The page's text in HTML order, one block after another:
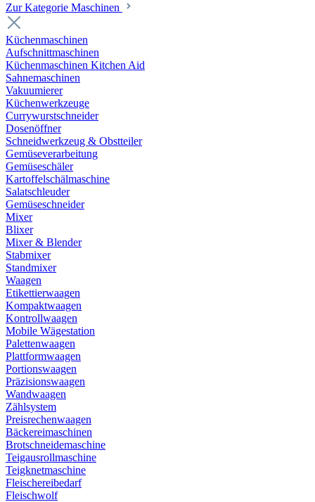
Zur Kategorie Maschinen
Küchenmaschinen
Aufschnittmaschinen
Küchenmaschinen Kitchen Aid
Sahnemaschinen
Vakuumierer
Küchenwerkzeuge
Currywurstschneider
Dosenöffner
Schneidwerkzeug & Obstteiler
Gemüseverarbeitung
Gemüseschäler
Kartoffelschälmaschine
Salatschleuder
Gemüseschneider
Mixer
Blixer
Mixer & Blender
Stabmixer
Standmixer
Waagen
Etikettierwaagen
Kompaktwaagen
Kontrollwaagen
Mobile Wägestation
Palettenwaagen
Plattformwaagen
Portionswaagen
Präzisionswaagen
Wandwaagen
Zählsystem
Preisrechenwaagen
Bäckereimaschinen
Brotschneidemaschine
Teigausrollmaschine
Teigknetmaschine
Fleischereibedarf
Fleischwolf